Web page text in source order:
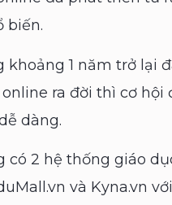
biến.
khoảng 1 năm trở lại
ra đời thì cơ hội
dàng.
có 2 hệ thống giáo
và Kyna.vn